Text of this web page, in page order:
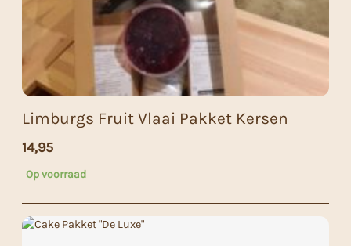
Limburgs Fruit Vlaai Pakket Kersen
14,95
Op voorraad